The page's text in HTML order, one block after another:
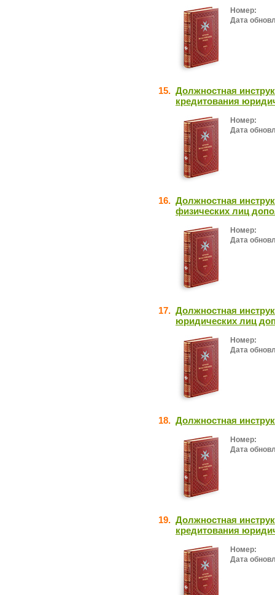
Номер:
Дата
15. Должностная
кредитования
Номер:
Дата
16. Должностная
физических лиц
Номер:
Дата
17. Должностная
юридических лиц
Номер:
Дата
18. Должностная
Номер:
Дата
19. Должностная
кредитования
Номер:
Дата